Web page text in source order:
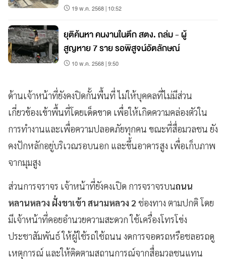
19 พ.ค. 2568 | 10:52
ยุติค้นหา คนงานในตึก สตง. ถล่ม - ผู้
สูญหาย 7 ราย รอพิสูจน์อัตลักษณ์
10 พ.ค. 2568 | 9:50
ด้านเจ้าหน้าที่ยังคงปิดกั้นพื้นที่ ไม่ให้บุคคลที่ไม่มีส่วน
เกี่ยวข้องเข้าพื้นที่โดยเด็ดขาด เพื่อให้เกิดความคล่องตัวใน
การทำงานและเพื่อความปลอดภัยทุกคน ขณะที่สื่อมวลชน ยัง
คงปักหลักอยู่บริเวณรอบนอก และขึ้นอาคารสูง เพื่อเก็บภาพ
จากมุมสูง
ส่วนการจราจร เจ้าหน้าที่ยังคงเปิด การจราจรบนถนน
หลานหลวง ฝั่งขาเข้า สนามหลวง 2 ช่องทาง ตามปกติ โดย
มีเจ้าหน้าที่คอยอำนวยความสะดวก ใช้เครื่องโทรโข่ง
ประชาสัมพันธ์ ให้ผู้ใช้รถใช้ถนน งดการจอดรถหรือชลอรถดู
เหตุการณ์ และให้ติดตามสถานการณ์จากสื่อมวลชนแทน